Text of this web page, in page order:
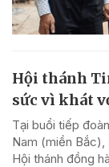
Hội thánh
sức vì khát
Tại buổi tiếp
Nam (miền
Hội thánh đồng